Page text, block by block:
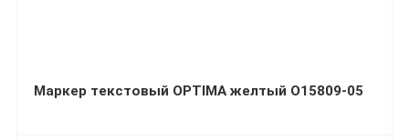
Маркер текстовый OPTIMA желтый O15809-05